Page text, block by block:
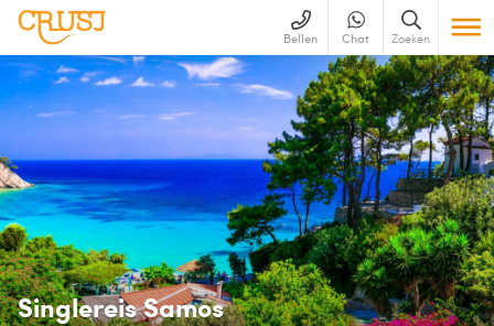
Bellen Chat Zoeken
Singlereis Samos